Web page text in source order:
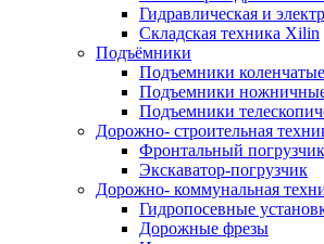
Гидравлическая и
Cкладская техника Xilin
Подъёмники
Подъемники коленчатые
Подъемники
Подъемники
Дорожно- строительная
Фронтальный погрузчик
Экскаватор-погрузчик
Дорожно- коммунальная
Гидропосевные
Дорожные фрезы